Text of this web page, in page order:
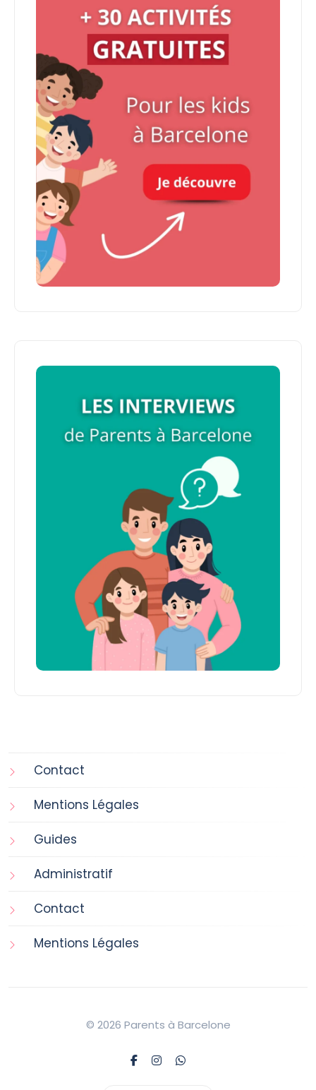
Contact
Mentions Légales
Guides
Administratif
Contact
Mentions Légales
© 2026 Parents à Barcelone